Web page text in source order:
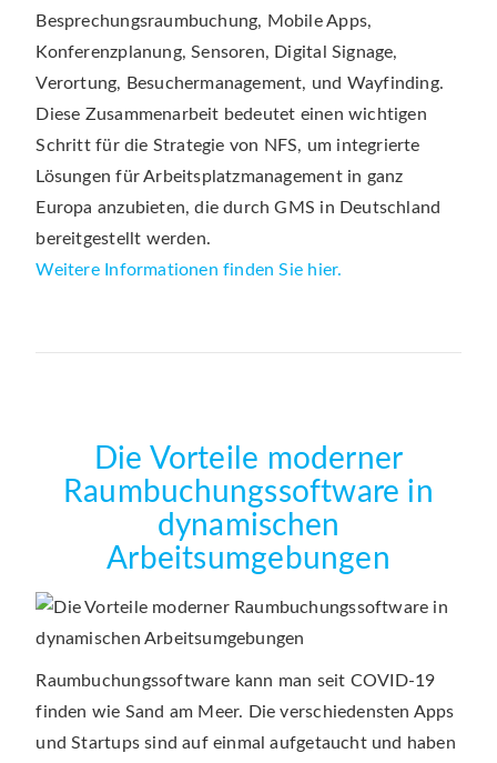
Besprechungsraumbuchung, Mobile Apps,
Konferenzplanung, Sensoren, Digital Signage,
Verortung, Besuchermanagement, und Wayfinding.
Diese Zusammenarbeit bedeutet einen wichtigen
Schritt für die Strategie von NFS, um integrierte
Lösungen für Arbeitsplatzmanagement in ganz
Europa anzubieten, die durch GMS in Deutschland
bereitgestellt werden.
Weitere Informationen finden Sie hier.
Die Vorteile moderner
Raumbuchungssoftware in
dynamischen
Arbeitsumgebungen
Raumbuchungssoftware kann man seit COVID-19
finden wie Sand am Meer. Die verschiedensten Apps
und Startups sind auf einmal aufgetaucht und haben